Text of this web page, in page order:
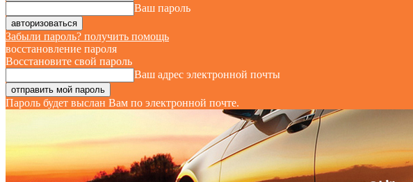
Ваш пароль
Забыли пароль? получить помощь
восстановление пароля
Восстановите свой пароль
Ваш адрес электронной почты
Пароль будет выслан Вам по электронной почте.